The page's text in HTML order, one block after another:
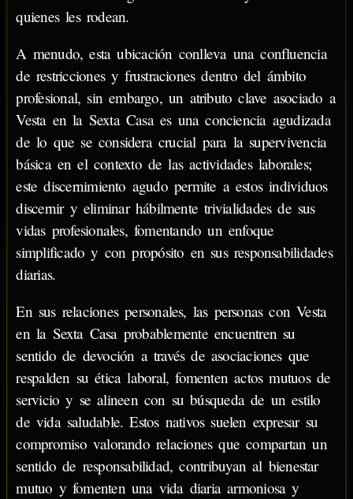
quienes les rodean.
A menudo, esta ubicación conlleva una confluencia
de restricciones y frustraciones dentro del ámbito
profesional, sin embargo, un atributo clave asociado a
Vesta en la Sexta Casa es una conciencia agudizada
de lo que se considera crucial para la supervivencia
básica en el contexto de las actividades laborales;
este discernimiento agudo permite a estos individuos
discernir y eliminar hábilmente trivialidades de sus
vidas profesionales, fomentando un enfoque
simplificado y con propósito en sus responsabilidades
diarias.
En sus relaciones personales, las personas con Vesta
en la Sexta Casa probablemente encuentren su
sentido de devoción a través de asociaciones que
respalden su ética laboral, fomenten actos mutuos de
servicio y se alineen con su búsqueda de un estilo
de vida saludable. Estos nativos suelen expresar su
compromiso valorando relaciones que compartan un
sentido de responsabilidad, contribuyan al bienestar
mutuo y fomenten una vida diaria armoniosa y